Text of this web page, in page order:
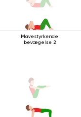
Mavestyrkende
bevægelse 2